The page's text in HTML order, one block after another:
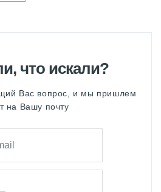
что искали?
Вас вопрос, и мы пришлем
на Вашу почту